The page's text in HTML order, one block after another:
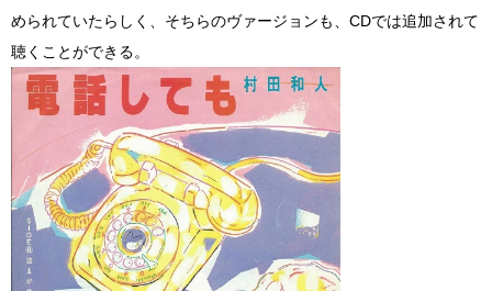
められていたらしく、そちらのヴァージョンも、CDでは追加されて
聴くことができる。